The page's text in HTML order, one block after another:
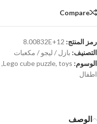
Compare
رمز المنتج: 8.00832E+12
التصنيف: بازل / ليجو / مكعبات
الوسوم:
Lego cube puzzle, toys
,
اطفال
الوصف